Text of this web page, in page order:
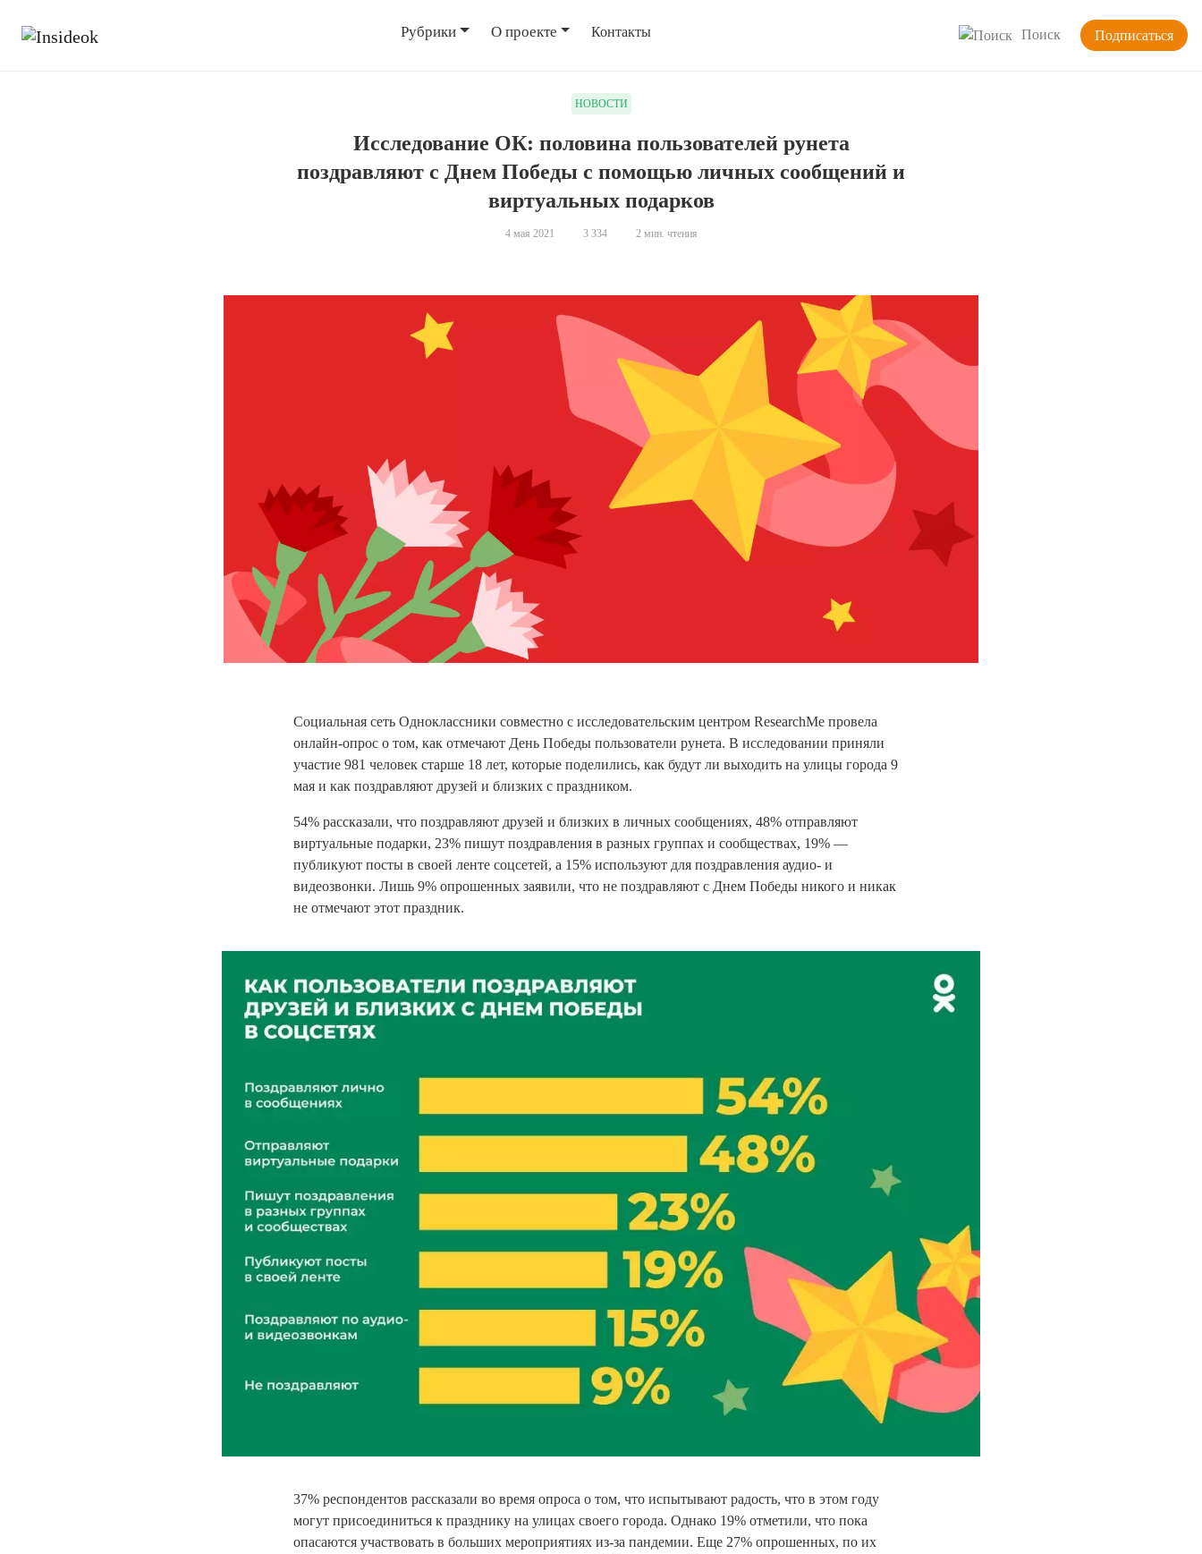
Рубрики О проекте Контакты Поиск Подписаться
НОВОСТИ
Исследование ОК: половина пользователей рунета
поздравляют с Днем Победы с помощью личных сообщений и
виртуальных подарков
4 мая 2021 3 334 2 мин. чтения
Социальная сеть Одноклассники совместно с исследовательским центром ResearchMe провела
онлайн-опрос о том, как отмечают День Победы пользователи рунета. В исследовании приняли
участие 981 человек старше 18 лет, которые поделились, как будут ли выходить на улицы города 9
мая и как поздравляют друзей и близких с праздником.
54% рассказали, что поздравляют друзей и близких в личных сообщениях, 48% отправляют
виртуальные подарки, 23% пишут поздравления в разных группах и сообществах, 19% —
публикуют посты в своей ленте соцсетей, а 15% используют для поздравления аудио- и
видеозвонки. Лишь 9% опрошенных заявили, что не поздравляют с Днем Победы никого и никак
не отмечают этот праздник.
37% респондентов рассказали во время опроса о том, что испытывают радость, что в этом году
могут присоединиться к празднику на улицах своего города. Однако 19% отметили, что пока
опасаются участвовать в больших мероприятиях из-за пандемии. Еще 27% опрошенных, по их